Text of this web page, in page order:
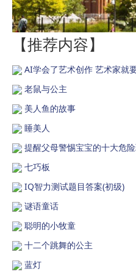
【推荐内容】
AI学会了艺术创作 艺术家就
老鼠与公主
美人鱼的故事
睡美人
提醒父母警惕宝宝的十大危险
七巧板
IQ智力测试题目答案(初级)
谜语童话
聪明的小牧童
十二个跳舞的公主
蓝灯